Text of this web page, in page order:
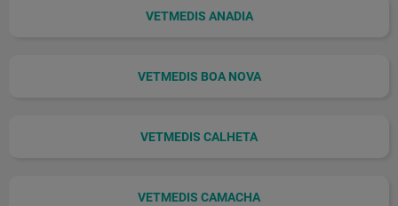
VETMEDIS ANADIA
VETMEDIS BOA NOVA
VETMEDIS CALHETA
VETMEDIS CAMACHA